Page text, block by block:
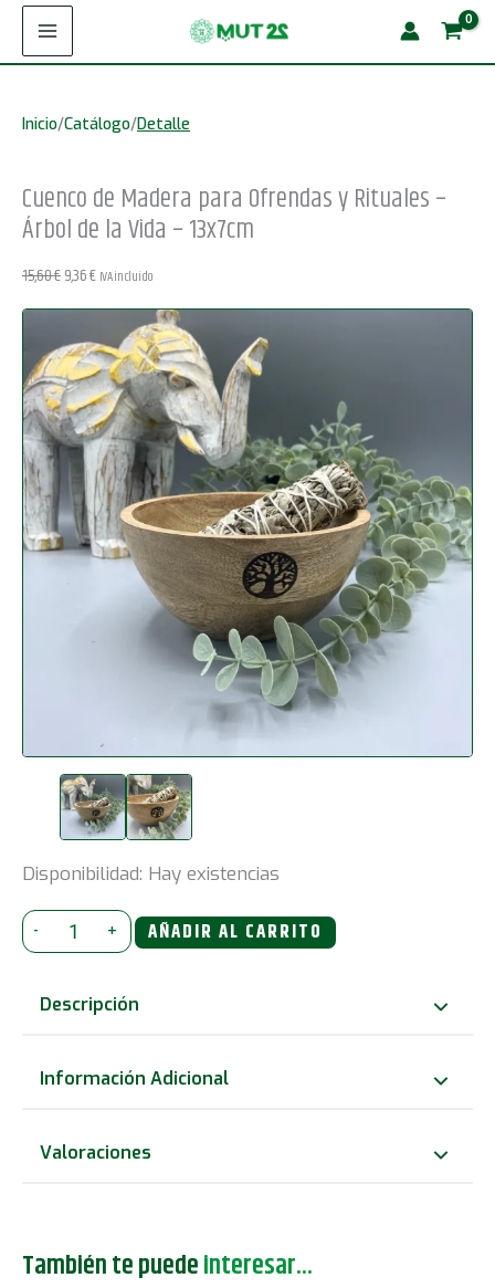
Inicio/Catálogo/Detalle
Cuenco de Madera para Ofrendas y Rituales –
Árbol de la Vida – 13x7cm
15,60€El
precio
era:
15,60 €.
9,36€El
precio
actual
es:
9,36 €.
IVA incluido
¡Oferta!
Disponibilidad: Hay existencias
-
Cuenco
de
Madera
Ofrendas
la
+ AÑADIR AL CARRITO
Descripción
Información Adicional
Valoraciones
También te puedeinteresar...
Madera
para
y
-
Árbol
de
la
-
13x7cm
cantidad